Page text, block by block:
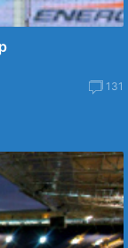
131